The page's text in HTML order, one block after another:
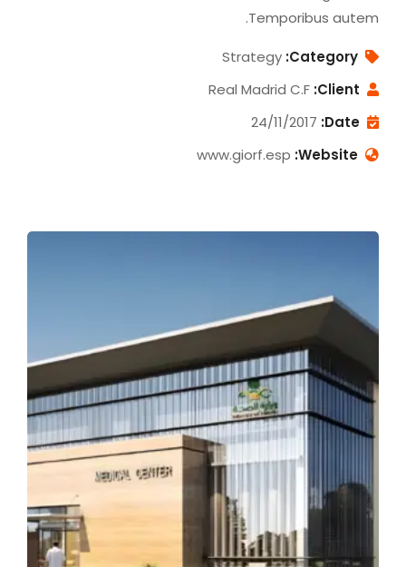
Temporibus autem.
Category:
Strategy
Client:
Real Madrid C.F
Date:
24/11/2017
Website:
www.giorf.esp